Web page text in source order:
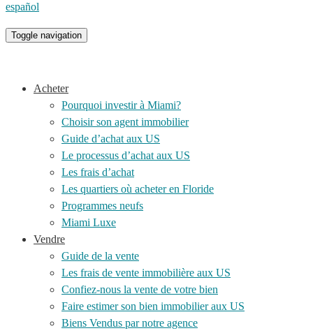
español
Toggle navigation
Acheter
Pourquoi investir à Miami?
Choisir son agent immobilier
Guide d’achat aux US
Le processus d’achat aux US
Les frais d’achat
Les quartiers où acheter en Floride
Programmes neufs
Miami Luxe
Vendre
Guide de la vente
Les frais de vente immobilière aux US
Confiez-nous la vente de votre bien
Faire estimer son bien immobilier aux US
Biens Vendus par notre agence